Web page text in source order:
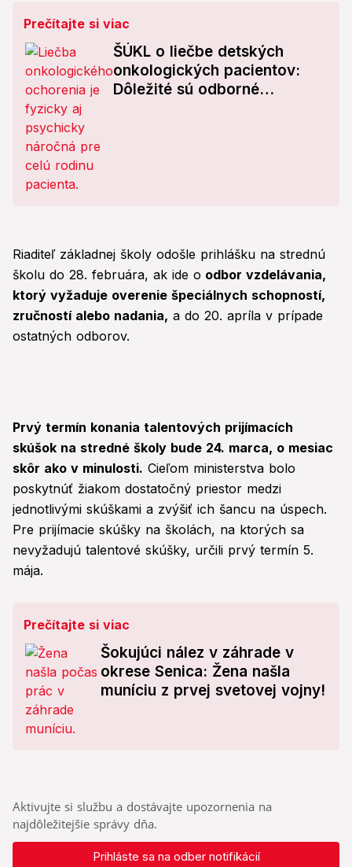
Prečítajte si viac
ŠÚKL o liečbe detských
onkologických pacientov:
Dôležité sú odborné
Riaditeľ základnej školy odošle prihlášku na strednú
školu do 28. februára, ak ide o odbor vzdelávania,
ktorý vyžaduje overenie špeciálnych schopností,
zručností alebo nadania, a do 20. apríla v prípade
ostatných odborov.
Prvý termín konania talentových prijímacích
skúšok na stredné školy bude 24. marca, o mesiac
skôr ako v minulosti. Cieľom ministerstva bolo
poskytnúť žiakom dostatočný priestor medzi
jednotlivými skúškami a zvýšiť ich šancu na úspech.
Pre prijímacie skúšky na školách, na ktorých sa
nevyžadujú talentové skúšky, určili prvý termín 5.
mája.
Prečítajte si viac
Šokujúci nález v záhrade v
okrese Senica: Žena našla
muníciu z prvej svetovej vojny!
Aktivujte si službu a dostávajte upozornenia na
najdôležitejšie správy dňa.
Prihláste sa na odber notifikácií